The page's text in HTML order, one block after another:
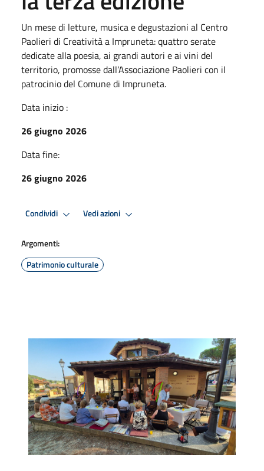
Un mese di letture, musica e degustazioni al Centro
Paolieri di Creatività a Impruneta: quattro serate
dedicate alla poesia, ai grandi autori e ai vini del
territorio, promosse dall’Associazione Paolieri con il
patrocinio del Comune di Impruneta.
Data inizio :
26 giugno 2026
Data fine:
26 giugno 2026
Condividi Vedi azioni
Argomenti:
Patrimonio culturale